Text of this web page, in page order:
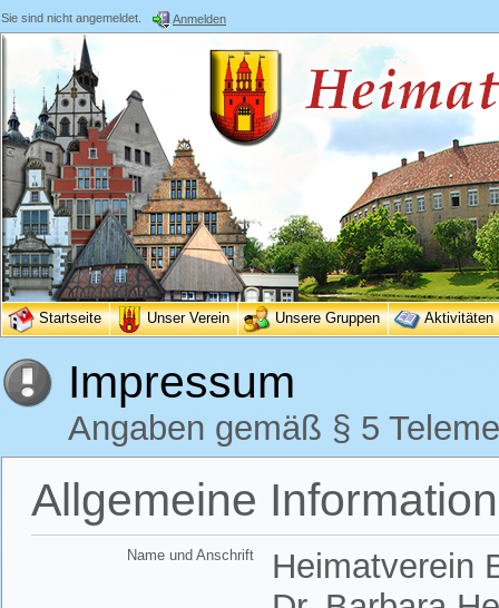
Sie sind nicht angemeldet. Anmelden
Startseite Unser Verein Unsere Gruppen Aktivitäten
Impressum
Angaben gemäß § 5
Allgemeine
Name und Anschrift
Heimatverein